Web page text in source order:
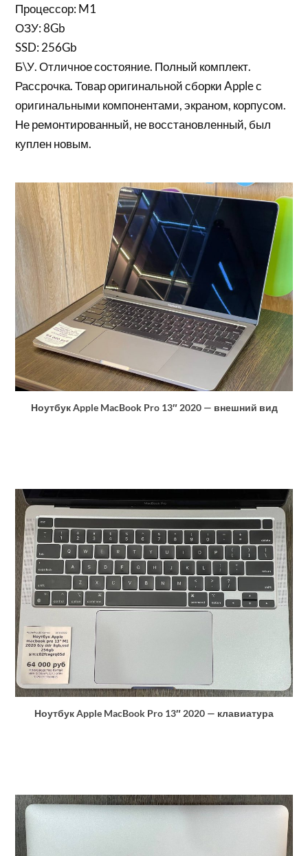
Процессор: M1
ОЗУ: 8Gb
SSD: 256Gb
Б\У. Отличное состояние. Полный комплект.
Рассрочка. Товар оригинальной сборки Apple с
оригинальными компонентами, экраном, корпусом.
Не ремонтированный, не восстановленный, был
куплен новым.
Ноутбук Apple MacBook Pro 13″ 2020 — внешний вид
Ноутбук Apple MacBook Pro 13″ 2020 — клавиатура